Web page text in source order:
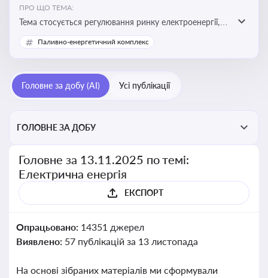
ПРО ЩО ТЕМА:
Тема стосується регулювання ринку електроенергії,
включаючи її виробництво, постачання та фінансові
стимули для відновлюваної енергетики
Паливно-енергетичний комплекс
Головне за добу (AI) Усі публікації
ГОЛОВНЕ ЗА ДОБУ
Головне за 13.11.2025 по темі:
Електрична енергія
ЕКСПОРТ
Опрацьовано: 14351 джерел
Виявлено: 57 публікацій за 13 листопада
На основі зібраних матеріалів ми сформували